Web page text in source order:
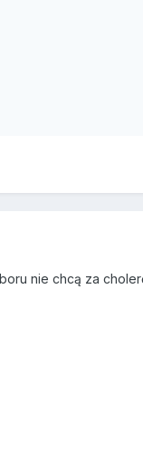
nie chcą za